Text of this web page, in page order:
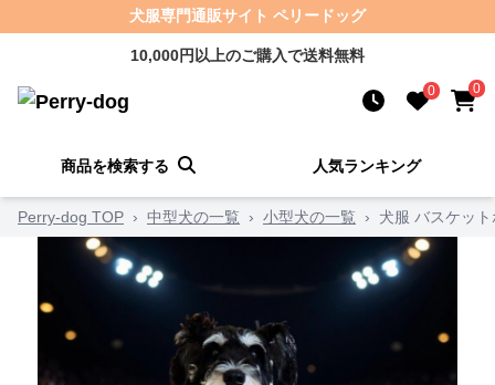
犬服専門通販サイト ペリードッグ
10,000円以上のご購入で送料無料
0 0
商品を検索する 人気ランキング
Perry-dog TOP › 中型犬の一覧 › 小型犬の一覧 › 犬服 バスケッ